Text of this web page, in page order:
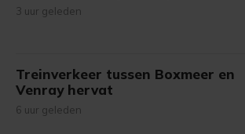
3 uur geleden
Treinverkeer tussen Boxmeer en
Venray hervat
6 uur geleden